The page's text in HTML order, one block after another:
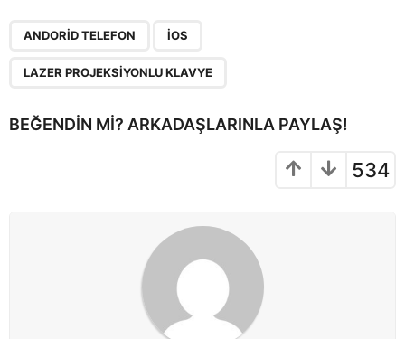
a
ANDORID TELEFON IOS
LAZER PROJEKSIYONLU KLAVYE
BEĞENDIN MI? ARKADAŞLARINLA PAYLAŞ!
534